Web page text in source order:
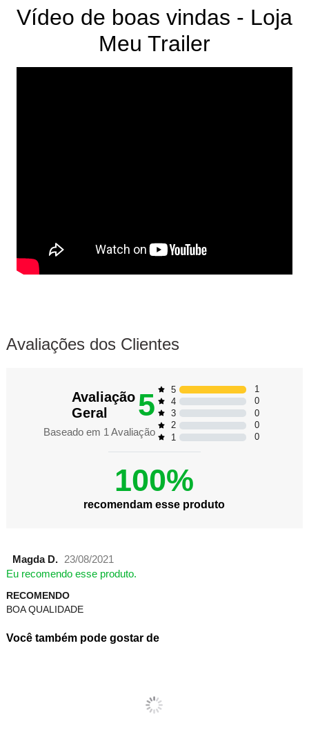
Vídeo de boas vindas - Loja
Meu Trailer
Avaliações dos Clientes
Avaliação
Geral
5
Baseado em 1 Avaliação
5
1
4
0
3
0
2
0
1
0
100%
recomendam esse produto
Magda D.
23/08/2021
Eu recomendo esse produto.
RECOMENDO
BOA QUALIDADE
Você também pode gostar de